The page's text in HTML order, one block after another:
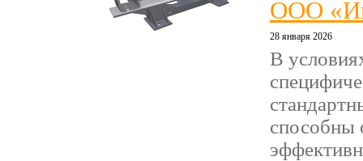
ООО
28 января 2026
В
способны